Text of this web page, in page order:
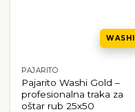
WASHI
PAJARITO
Pajarito Washi Gold –
profesionalna traka za
oštar rub 25x50